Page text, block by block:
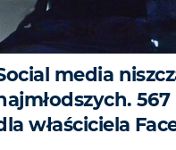
media
właściciela